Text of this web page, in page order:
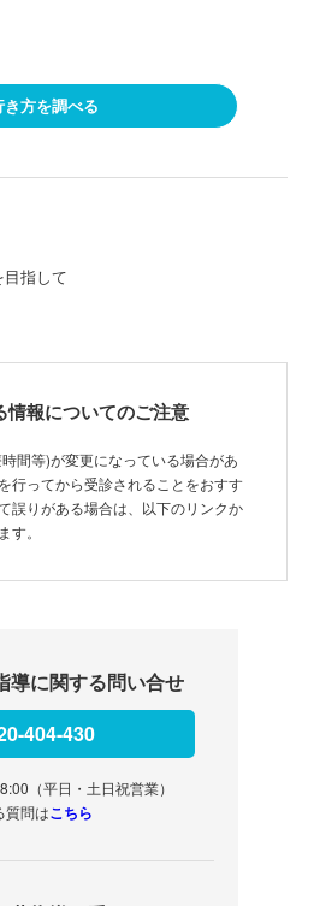
き方を調べる
指して
情報についてのご注意
間等)が変更になっている場合があ
行ってから受診されることをおすす
誤りがある場合は、以下のリンクか
す。
導に関する問い合せ
404-430
（平日・土日祝営業）
質問はこちら